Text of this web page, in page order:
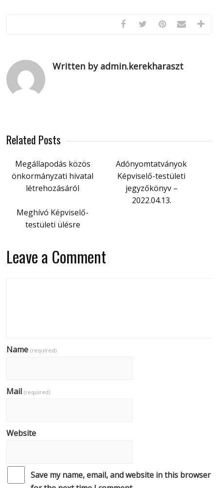
Written by admin.kerekharaszt
Related Posts
Megállapodás közös
önkormányzati hivatal
létrehozásáról
Adónyomtatványok
Képviselő-testületi
jegyzőkönyv –
2022.04.13.
Meghívó Képviselő-
testületi ülésre
Leave a Comment
Name(required)
Mail(required)
Website
Save my name, email, and website in this browser